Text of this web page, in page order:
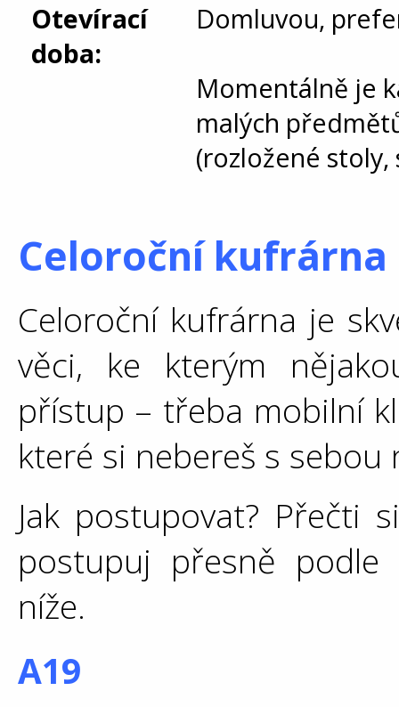
Otevírací
doba:
Domluvou,
Momentálně je
malých
(rozložené stoly,
Celoroční kufrárna
Celoroční kufrárna je
věci, ke kterým
přístup – třeba mobilní
které si nebereš s sebou
Jak postupovat? Přečti
postupuj přesně
níže.
A19